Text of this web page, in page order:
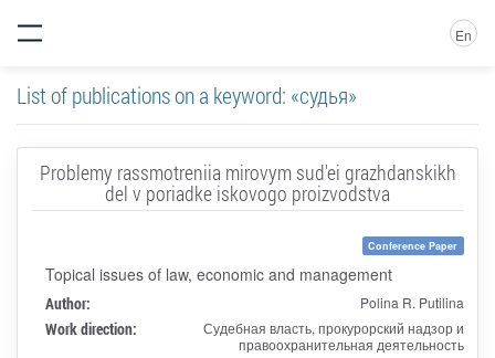
En
List of publications on a keyword: «судья»
Problemy rassmotreniia mirovym sud'ei grazhdanskikh
del v poriadke iskovogo proizvodstva
Conference Paper
Topical issues of law, economic and management
Author: Polina R. Putilina
Work direction:
Судебная власть, прокурорский надзор и
правоохранительная деятельность